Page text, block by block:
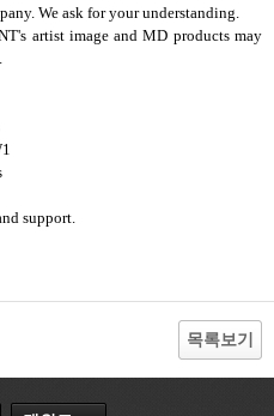
We ask for your understanding.
artist image and MD products may
support.
목록보기